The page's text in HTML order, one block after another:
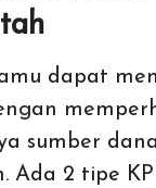
dapat
sumber dana
Ada 2 tipe